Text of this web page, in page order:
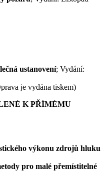
ustanovení; Vydání:
je vydána tiskem)
K PŘÍMÉMU
výkonu zdrojů hluku
pro malé přemístitelné